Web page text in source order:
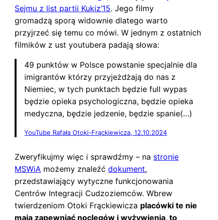
Sejmu z list partii Kukiz’15. Jego filmy
gromadzą sporą widownie dlatego warto
przyjrzeć się temu co mówi. W jednym z ostatnich
filmików z ust youtubera padają słowa:
49 punktów w Polsce powstanie specjalnie dla
imigrantów którzy przyjeżdżają do nas z
Niemiec, w tych punktach będzie full wypas
będzie opieka psychologiczna, będzie opieka
medyczna, będzie jedzenie, będzie spanie(…)
YouTube Rafała Otoki-Frąckiewicza, 12.10.2024
Zweryfikujmy więc i sprawdźmy – na stronie
MSWiA możemy znaleźćdokument,
przedstawiający wytyczne funkcjonowania
Centrów Integracji Cudzoziemców. Wbrew
twierdzeniom Otoki Frąckiewicza placówki te nie
mają zapewniać noclegów i wyżywienia, to